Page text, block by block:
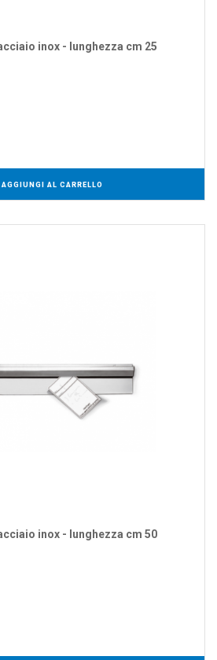
inox - lunghezza cm 25
AGGIUNGI AL CARRELLO
inox - lunghezza cm 50